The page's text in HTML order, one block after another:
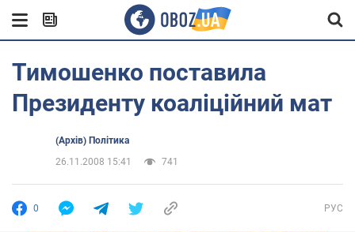
Тимошенко поставила
Президенту коаліційний мат
(Архів) Політика
26.11.2008 15:41
741
0 РУС